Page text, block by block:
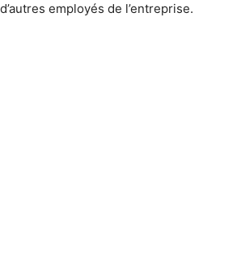
employés de l’entreprise.